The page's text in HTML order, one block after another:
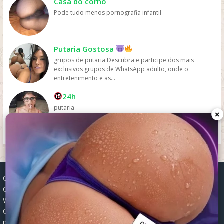
Pode tudo menos pornografia infantil
Putaria Gostosa
grupos de putaria Descubra e participe dos mais
exclusivos grupos de WhatsApp adulto, onde o
entretenimento e as...
24h
putaria
Grupos WhatsApp, Links de grupos, Entrar grupos WhatsApp,
Grupos de compra e venda, Links WhatsApp atualizados, Grupos
WhatsApp 2025, Links para grupos, Participar grupos WhatsApp,
Grupos ativos WhatsApp, Links gratuitos, Grupos WhatsApp
negócios, Links grupos Brasil, Grupos WhatsApp regionais, Grupos
×